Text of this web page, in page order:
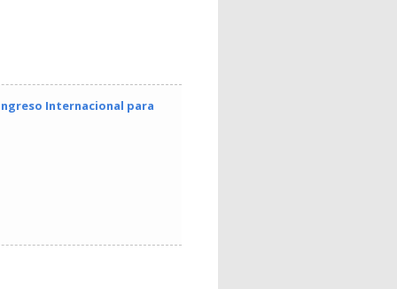
Internacional para